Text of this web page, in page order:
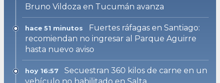
Bruno Vildoza en Tucumán avanza
hace 51 minutos
Fuertes ráfagas en Santiago:
recomiendan no ingresar al Parque Aguirre
hasta nuevo aviso
hoy 16:57
Secuestran 360 kilos de carne en un